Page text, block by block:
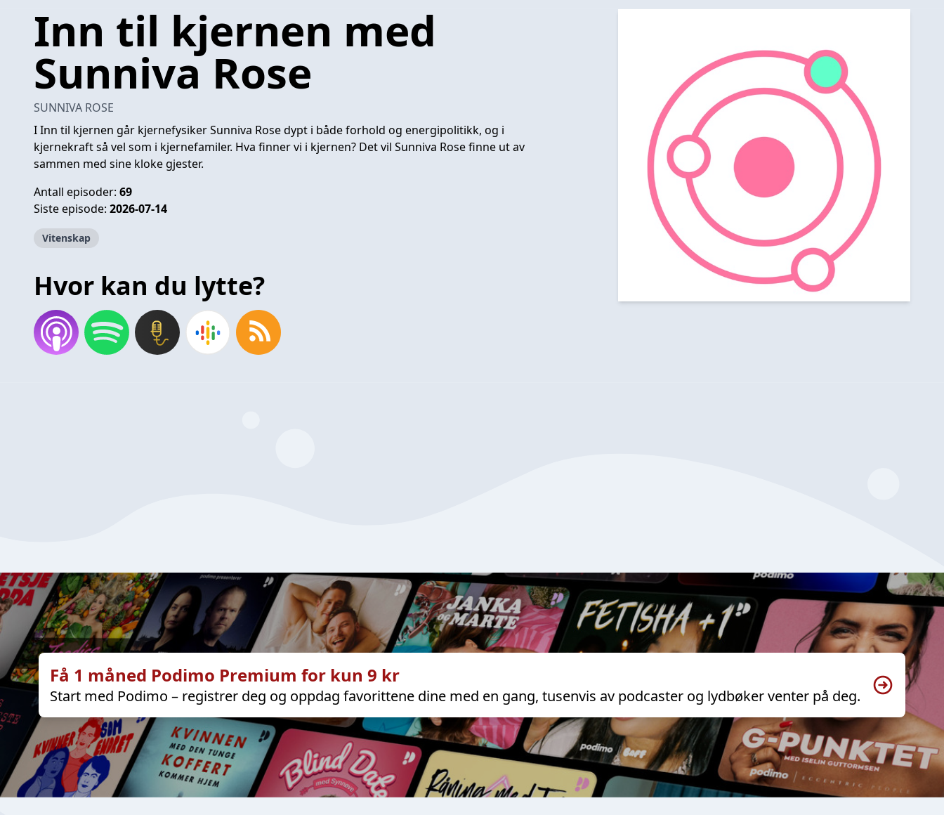
Inn til kjernen med
Sunniva Rose
SUNNIVA ROSE
I Inn til kjernen går kjernefysiker Sunniva Rose dypt i både forhold og energipolitikk, og i
kjernekraft så vel som i kjernefamiler. Hva finner vi i kjernen? Det vil Sunniva Rose finne ut av
sammen med sine kloke gjester.
Antall episoder: 69
Siste episode: 2026-07-14
Vitenskap
Hvor kan du lytte?
Få 1 måned Podimo Premium for kun 9 kr
Start med Podimo – registrer deg og oppdag favorittene dine med en gang, tusenvis av podcaster og lydbøker venter på deg.